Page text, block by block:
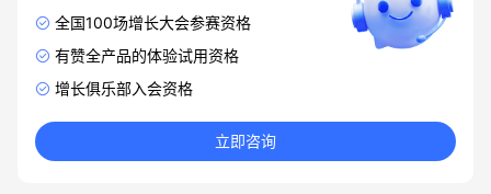
全国100场增长大会参赛资格
有赞全产品的体验试用资格
增长俱乐部入会资格
立即咨询